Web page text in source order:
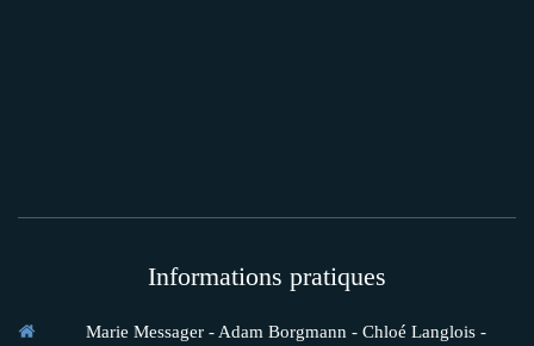
Informations pratiques
Marie Messager - Adam Borgmann - Chloé Langlois -